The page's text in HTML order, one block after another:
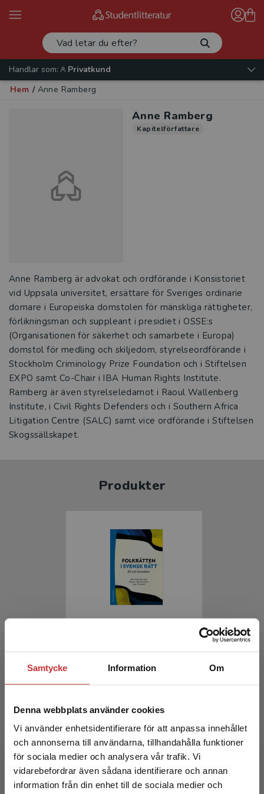
Samtycke Information Om
Denna webbplats använder cookies
Vi använder enhetsidentifierare för att anpassa innehållet
och annonserna till användarna, tillhandahålla funktioner
för sociala medier och analysera vår trafik. Vi
vidarebefordrar även sådana identifierare och annan
information från din enhet till de sociala medier och
Begränsad fraktregion
Handlar som:
Privatkund
Hem / Anne Ramberg
Anne Ramberg
Kapitelförfattare
Anne Ramberg är advokat och ordförande i Konsistoriet
vid Uppsala universitet, ersättare för Sveriges ordinarie
domare i Europeiska domstolen för mänskliga rättigheter,
förlikningsman och suppleant i presidiet i OSSE:s
(Organisationen för säkerhet och samarbete i Europa)
domstol för medling och skiljedom, styrelseordförande i
Stockholm Criminology Prize Foundation och i Stiftelsen
EXPO samt Co-Chair i IBA Human Rights Institute.
Ramberg är även styrelseledamot i Raoul Wallenberg
Institute, i Civil Rights Defenders och i Southern Africa
Litigation Centre (SALC) samt vice ordförande i Stiftelsen
Skogssällskapet.
Produkter
Exkl. moms: 508 kr